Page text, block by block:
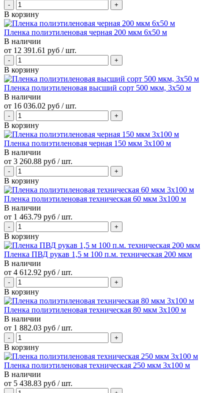
В корзину
Пленка полиэтиленовая черная 200 мкм 6х50 м
В наличии
от 12 391.61 руб / шт.
В корзину
Пленка полиэтиленовая высший сорт 500 мкм, 3x50 м
В наличии
от 16 036.02 руб / шт.
В корзину
Пленка полиэтиленовая черная 150 мкм 3х100 м
В наличии
от 3 260.88 руб / шт.
В корзину
Пленка полиэтиленовая техническая 60 мкм 3х100 м
В наличии
от 1 463.79 руб / шт.
В корзину
Пленка ПВД рукав 1,5 м 100 п.м. техническая 200 мкм
В наличии
от 4 612.92 руб / шт.
В корзину
Пленка полиэтиленовая техническая 80 мкм 3х100 м
В наличии
от 1 882.03 руб / шт.
В корзину
Пленка полиэтиленовая техническая 250 мкм 3х100 м
В наличии
от 5 438.83 руб / шт.